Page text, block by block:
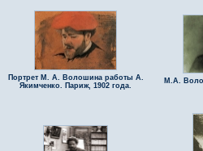
Портрет М. А. Волошина работы А.
Якимченко. Париж, 1902 года.
М.А.